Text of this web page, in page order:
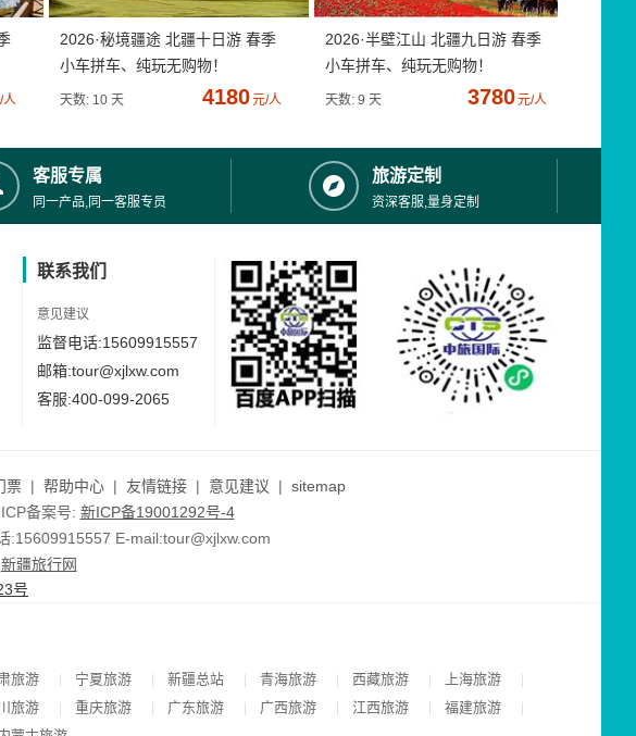
人
2026·秘境疆途 北疆十日游 春季
小车拼车、纯玩无购物！
天数: 10 天 4180元/人
2026·半壁江山 北疆九日游 春季
小车拼车、纯玩无购物！
天数: 9 天 3780元/人
客服专属
同一产品,同一客服专员
旅游定制
资深客服,量身定制
联系我们
意见建议
监督电话:15609915557
邮箱:tour@xjlxw.com
客服:400-099-2065
票 | 帮助中心 | 友情链接 | 意见建议 | sitemap
备案号: 新ICP备19001292号-4
:15609915557 E-mail:tour@xjlxw.com
新疆旅行网
号
旅游 | 宁夏旅游 | 新疆总站 | 青海旅游 | 西藏旅游 | 上海旅游 |
旅游 | 重庆旅游 | 广东旅游 | 广西旅游 | 江西旅游 | 福建旅游 |